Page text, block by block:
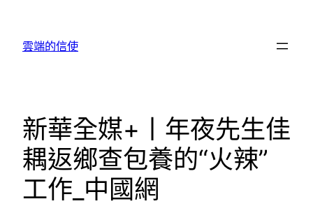
雲端的信使
新華全媒+丨年夜先生佳
耦返鄉查包養的“火辣”
工作_中國網